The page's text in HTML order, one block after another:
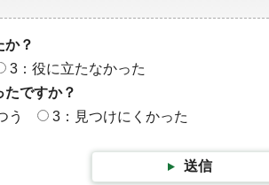
か？
3：役に立たなかった
ですか？
う 3：見つけにくかった
送信